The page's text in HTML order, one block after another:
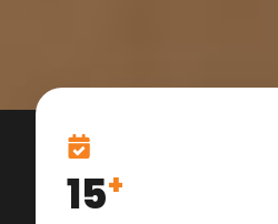
15+